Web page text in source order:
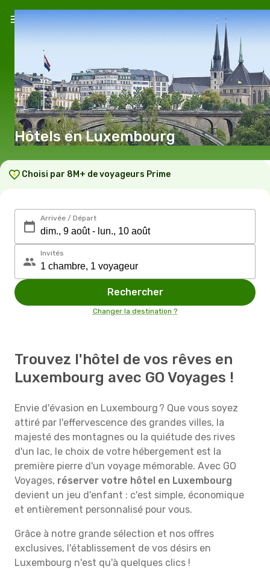
Hôtels en Luxembourg
Choisi par 8M+ de voyageurs Prime
Arrivée / Départ
Invités
Rechercher
Changer la destination ?
Trouvez l'hôtel de vos rêves en
Luxembourg avec GO Voyages !
Envie d'évasion en Luxembourg ? Que vous soyez
attiré par l'effervescence des grandes villes, la
majesté des montagnes ou la quiétude des rives
d'un lac, le choix de votre hébergement est la
première pierre d'un voyage mémorable. Avec GO
Voyages, réserver votre hôtel en Luxembourg
devient un jeu d'enfant : c'est simple, économique
et entièrement personnalisé pour vous.
Grâce à notre grande sélection et nos offres
exclusives, l'établissement de vos désirs en
Luxembourg n'est qu'à quelques clics !